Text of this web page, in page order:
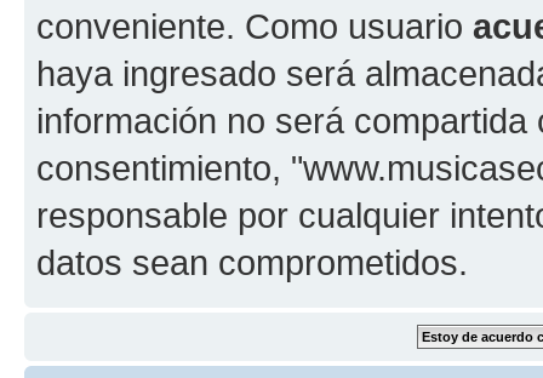
conveniente. Como usuario
haya ingresado será
información no será
consentimiento,
responsable por cualquier
datos sean comprometidos.